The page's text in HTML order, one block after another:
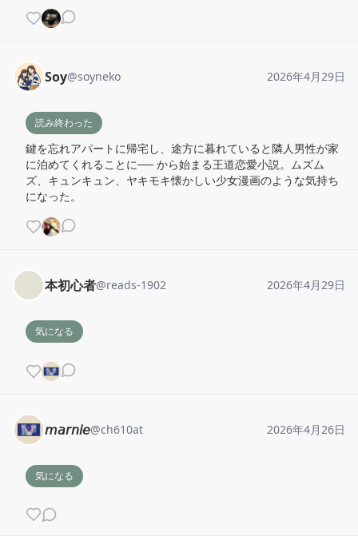
Soy@soyneko 2026年4月29日
読み終わった
鍵を忘れアパートに帰宅し、途方に暮れていると隣人男性が家
に泊めてくれることに── から始まる王道恋愛小説。ムズム
ズ、キュンキュン、ヤキモキ懐かしい少女漫画のような気持ち
になった。
本初心者@reads-1902 2026年4月29日
気になる
𝘮𝘢𝘳𝘯𝘪𝘦@ch610at 2026年4月26日
気になる